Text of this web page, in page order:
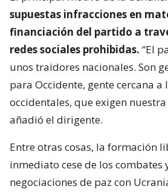
supuestas infracciones en
financiación del partido a
redes sociales prohibidas. “El
unos traidores nacionales. Son
para Occidente, gente cercana a
occidentales, que exigen
añadió el dirigente.
Entre otras cosas, la formación
inmediato cese de los combates
negociaciones de paz con